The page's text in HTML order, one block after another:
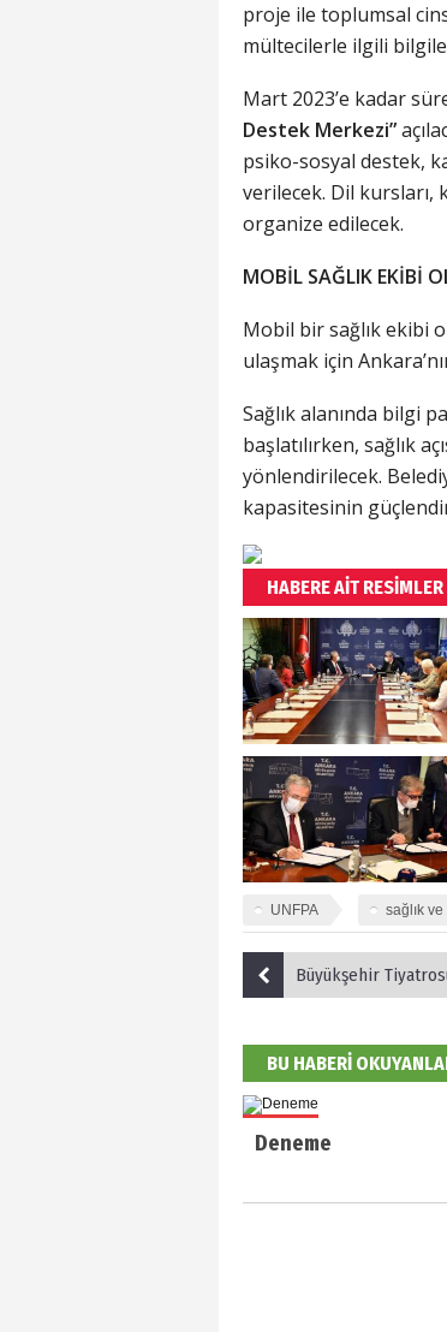
proje ile toplumsal
mültecilerle ilgili
Mart 2023’e kadar
Destek Merkezi”
psiko-sosyal destek,
verilecek. Dil kursları,
organize edilecek.
MOBİL SAĞLIK EKİBİ
Mobil bir sağlık ekibi
ulaşmak için
Sağlık alanında bilgi
başlatılırken, sağlık
yönlendirilecek.
kapasitesinin
HABERE AİT RESİMLER
UNFPA sağlık
Büyükşehir
BU HABERİ
Deneme